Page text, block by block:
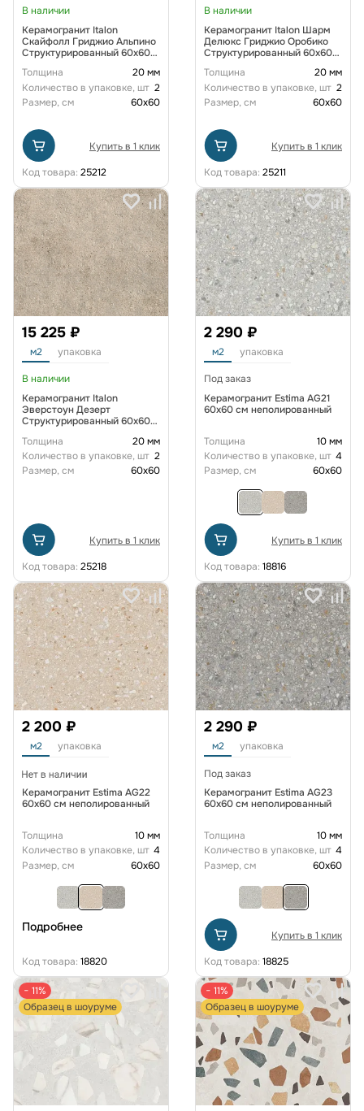
В наличии
Керамогранит Italon
Скайфолл Гриджио Альпино
Структурированный 60x60
Толщина
20 мм
Количество в упаковке, шт 2
Размер, см
60x60
Купить в 1 клик
Код товара: 25212
В наличии
Керамогранит Italon Шарм
Делюкс Гриджио Оробико
Структурированный 60x60
Толщина
20 мм
Количество в упаковке, шт 2
Размер, см
60x60
Купить в 1 клик
Код товара: 25211
15 225 ₽
м2 упаковка
В наличии
Керамогранит Italon
Эверстоун Дезерт
Структурированный 60x60
Толщина
20 мм
Количество в упаковке, шт 2
Размер, см
60x60
Купить в 1 клик
Код товара: 25218
2 290 ₽
м2 упаковка
Под заказ
Керамогранит Estima AG21
60x60 см неполированный
Толщина
10 мм
Количество в упаковке, шт 4
Размер, см
60x60
Купить в 1 клик
Код товара: 18816
2 200 ₽
м2 упаковка
Керамогранит Estima AG22
60x60 см неполированный
Толщина
10 мм
Количество в упаковке, шт 4
Размер, см
60x60
Подробнее
Код товара: 18820
2 290 ₽
м2 упаковка
Под заказ
Керамогранит Estima AG23
60x60 см неполированный
Толщина
10 мм
Количество в упаковке, шт 4
Размер, см
60x60
Купить в 1 клик
Код товара: 18825
− 11%
Образец в шоуруме
− 11%
Образец в шоуруме